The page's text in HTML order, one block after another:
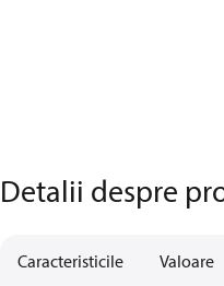
Detalii despre
Caracteristicile Valoare